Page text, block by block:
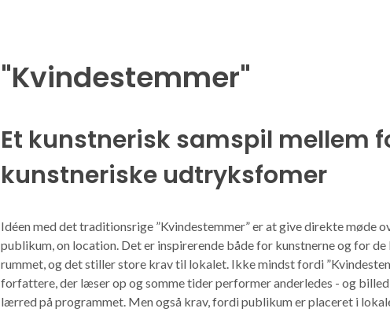
"Kvindestemmer"
Et kunstnerisk samspil mellem
kunstneriske udtryksfomer
Idéen med det traditionsrige ”Kvindestemmer” er at give direkte møde
publikum, on location. Det er inspirerende både for kunstnerne og for
rummet, og det stiller store krav til lokalet. Ikke mindst fordi
forfattere, der læser op og somme tider performer anderledes - og
lærred på programmet. Men også krav, fordi publikum er placeret i